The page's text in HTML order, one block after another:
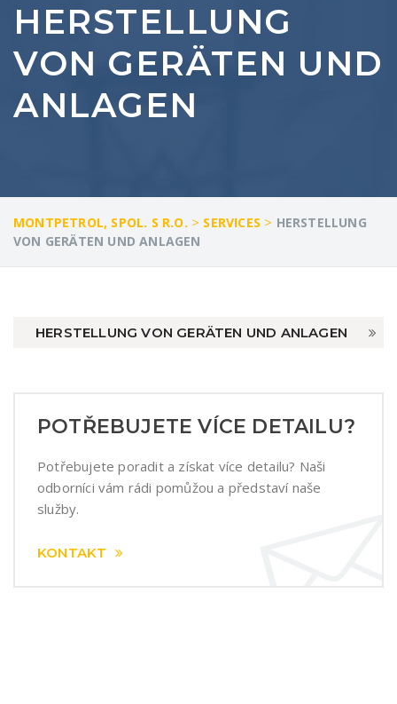
HERSTELLUNG
VON GERÄTEN UND
ANLAGEN
MONTPETROL, SPOL. S R.O. > SERVICES > HERSTELLUNG
VON GERÄTEN UND ANLAGEN
HERSTELLUNG VON GERÄTEN UND ANLAGEN
POTŘEBUJETE VÍCE DETAILU?
Potřebujete poradit a získat více detailu? Naši
odborníci vám rádi pomůžou a představí naše
služby.
KONTAKT